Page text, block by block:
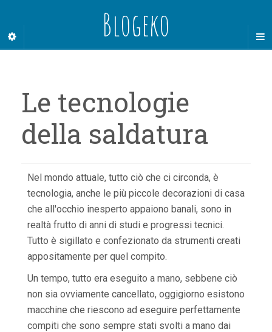
Blogeko
Le tecnologie
della saldatura
Nel mondo attuale, tutto ciò che ci circonda, è
tecnologia, anche le più piccole decorazioni di casa
che all'occhio inesperto appaiono banali, sono in
realtà frutto di anni di studi e progressi tecnici.
Tutto è sigillato e confezionato da strumenti creati
appositamente per quel compito.
Un tempo, tutto era eseguito a mano, sebbene ciò
non sia ovviamente cancellato, oggigiorno esistono
macchine che riescono ad eseguire perfettamente
compiti che sono sempre stati svolti a mano dai